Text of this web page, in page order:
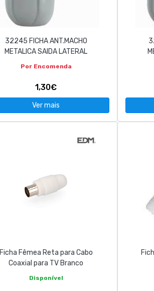
32245 FICHA ANT.MACHO
METALICA SAIDA LATERAL
Por Encomenda
1,30€
Ver mais
Ficha Fêmea Reta para Cabo
Coaxial para TV Branco
Disponível